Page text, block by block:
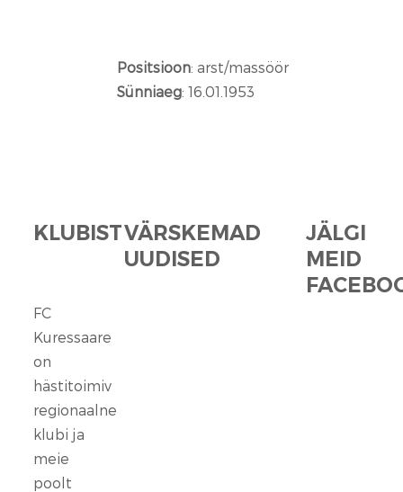
Positsioon: arst/massöör
Sünniaeg: 16.01.1953
KLUBIST
FC
Kuressaare
on
hästitoimiv
regionaalne
klubi ja
meie
poolt
VÄRSKEMAD
UUDISED
JÄLGI
MEID